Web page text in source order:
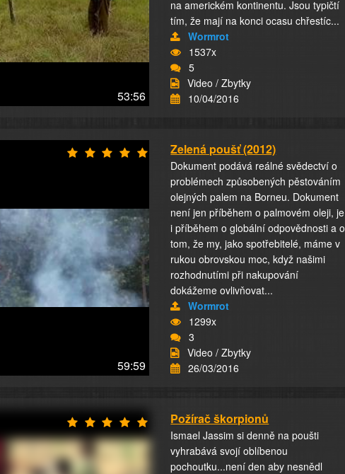
53:56
na americkém kontinentu. Jsou typičtí
tím, že mají na konci ocasu chřestíc...
Wormrot
1537x
5
Video / Zbytky
10/04/2016
59:59
Zelená poušť (2012)
Dokument podává reálné svědectví o
problémech způsobených pěstováním
olejných palem na Borneu. Dokument
není jen příběhem o palmovém oleji, je
i příběhem o globální odpovědnosti a o
tom, že my, jako spotřebitelé, máme v
rukou obrovskou moc, když našimi
rozhodnutími při nakupování
dokážeme ovlivňovat...
Wormrot
1299x
3
Video / Zbytky
26/03/2016
Požírač škorpionů
Ismael Jassim si denně na poušti
vyhrabává svojí oblíbenou
pochoutku...není den aby nesnědl